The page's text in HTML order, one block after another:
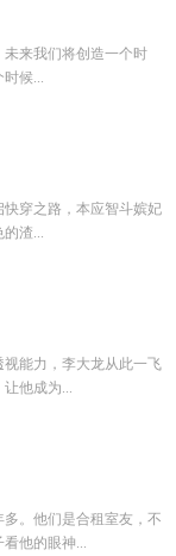
来我们将创造一个时
候...
穿之路，本应智斗嫔妃
渣...
能力，李大龙从此一飞
他成为...
。他们是合租室友，不
他的眼神...